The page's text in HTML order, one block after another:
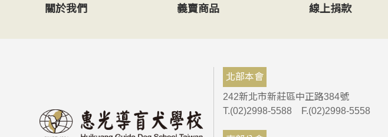
關於我們 義賣商品 線上捐款
北部本會
242新北市新莊區中正路384號
T.(02)2998-5588 F.(02)2998-5558